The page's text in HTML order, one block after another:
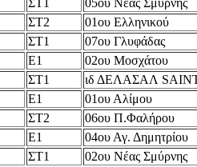
ΣΤ2 01ου Ελληνικού
ΣΤ1 07ου Γλυφάδας
Ε1 02ου Μοσχάτου
ΣΤ1 ιδ ΔΕΛΑΣΑΛ
Ε1 01ου Αλίμου
ΣΤ2 06ου Π.Φαλήρου
Ε1 04ου Αγ. Δημητρίου
ΣΤ1 02ου Νέας Σμύρνης